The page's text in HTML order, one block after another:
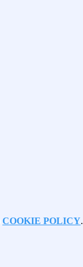
COOKIE POLICY.